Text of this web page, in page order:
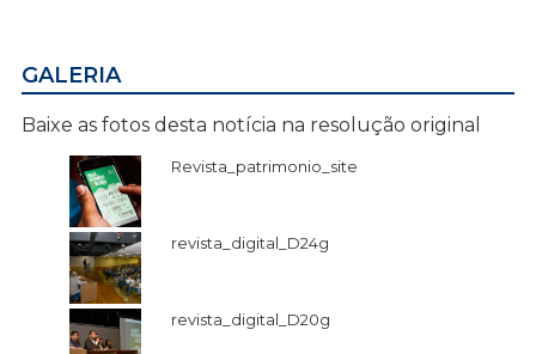
GALERIA
Baixe as fotos desta notícia na resolução original
Revista_patrimonio_site
revista_digital_D24g
revista_digital_D20g